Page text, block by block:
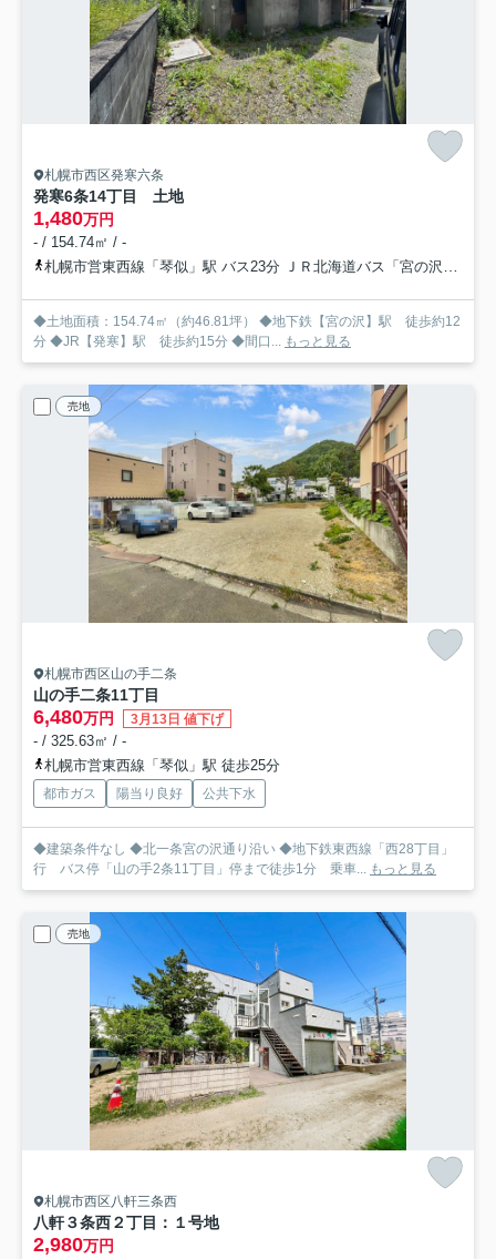
札幌市西区発寒六条
発寒6条14丁目 土地
1,480万円
- / 154.74㎡ / -
札幌市営東西線「琴似」駅 バス23分 ＪＲ北海道バス「宮の沢1条5丁目」 停歩3分
◆土地面積：154.74㎡（約46.81坪） ◆地下鉄【宮の沢】駅 徒歩約12
分 ◆JR【発寒】駅 徒歩約15分 ◆間口... もっと見る
売地
札幌市西区山の手二条
山の手二条11丁目
6,480万円 3月13日 値下げ
- / 325.63㎡ / -
札幌市営東西線「琴似」駅 徒歩25分
都市ガス 陽当り良好 公共下水
◆建築条件なし ◆北一条宮の沢通り沿い ◆地下鉄東西線「西28丁目」
行 バス停「山の手2条11丁目」停まで徒歩1分 乗車... もっと見る
売地
札幌市西区八軒三条西
八軒３条西２丁目：１号地
2,980万円